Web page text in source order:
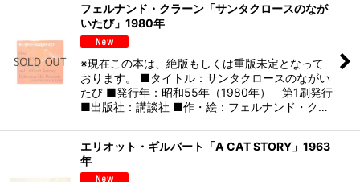
フェルナンド・クラーン「サンタクロースのなが
いたび」1980年
※現在この本は、絶版もしくは重版未定となって
おります。 ■タイトル：サンタクロースのながい
たび ■発行年：昭和55年（1980年） 第1刷発行
■出版社：講談社 ■作・絵：フェルナンド・ク…
エリオット・ギルバート「A CAT STORY」1963
年